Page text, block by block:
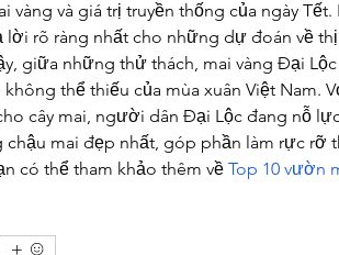
vàng và giá trị truyền thống của ngày
lời rõ ràng nhất cho những dự đoán về
giữa những thử thách, mai vàng Đại
thể thiếu của mùa xuân Việt Nam.
cây mai, người dân Đại Lộc đang nỗ
chậu mai đẹp nhất, góp phần làm rực rỡ
có thể tham khảo thêm về Top 10 vườn